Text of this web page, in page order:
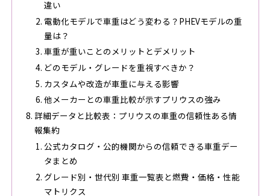
違い
電動化モデルで車重はどう変わる？PHEVモデルの重
量は？
車重が重いことのメリットとデメリット
どのモデル・グレードを重視すべきか？
カスタムや改造が車重に与える影響
他メーカーとの車重比較が示すプリウスの強み
詳細データと比較表：プリウスの車重の信頼性ある情
報集約
公式カタログ・公的機関からの信頼できる車重デー
タまとめ
グレード別・世代別 車重一覧表と燃費・価格・性能
マトリクス